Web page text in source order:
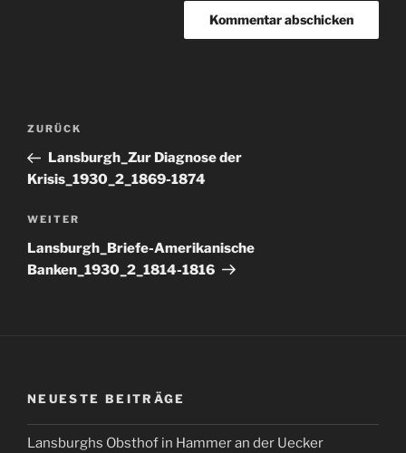
Beitragsnavigation
Vorheriger
Beitrag
ZURÜCK
Lansburgh_Zur Diagnose der
Krisis_1930_2_1869-1874
Nächster
Beitrag
WEITER
Lansburgh_Briefe-Amerikanische
Banken_1930_2_1814-1816
NEUESTE BEITRÄGE
Lansburghs Obsthof in Hammer an der Uecker